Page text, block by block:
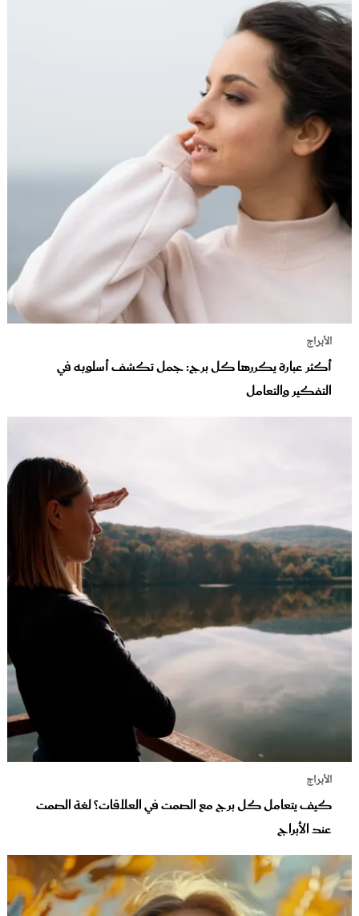
الأبراج
أكثر عبارة يكررها كل برج: جمل تكشف أسلوبه في
التفكير والتعامل
الأبراج
كيف يتعامل كل برج مع الصمت في العلاقات؟ لغة الصمت
عند الأبراج